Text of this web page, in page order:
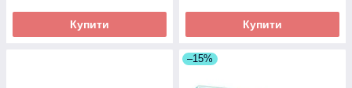
Купити Купити
–15%